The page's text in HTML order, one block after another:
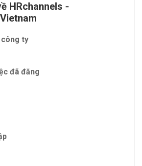
HRchannels -
công ty
đã đăng